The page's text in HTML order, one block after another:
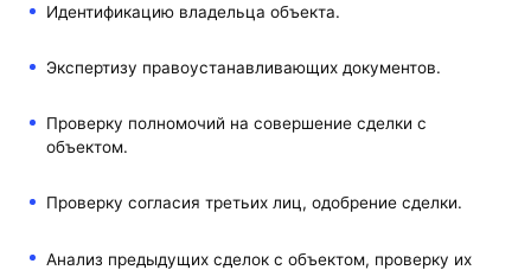
Идентификацию владельца объекта.
Экспертизу правоустанавливающих документов.
Проверку полномочий на совершение сделки с
объектом.
Проверку согласия третьих лиц, одобрение сделки.
Анализ предыдущих сделок с объектом, проверку их